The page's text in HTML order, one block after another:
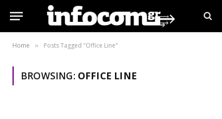
Home » Posts Tagged "Office Line"
BROWSING: OFFICE LINE